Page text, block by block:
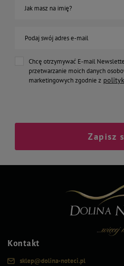
Jak masz na imię?
Podaj swój adres e-mail
Chcę otrzymywać E-mail
przetwarzanie moich danych
marketingowych zgodnie z
Zapisz
Kontakt
sklep@dolina-noteci.pl